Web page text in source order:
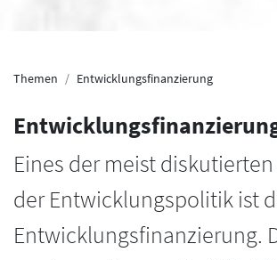
Themen Entwicklungsfinanzierung
Eines der meist
der Entwicklungspolitik ist
Entwicklungsfinanzierung.